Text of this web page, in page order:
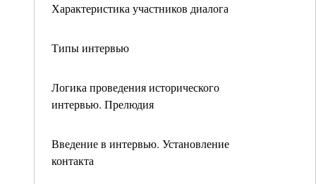
Характеристика участников диалога
Типы интервью
Логика проведения исторического
интервью. Прелюдия
Введение в интервью. Установление
контакта